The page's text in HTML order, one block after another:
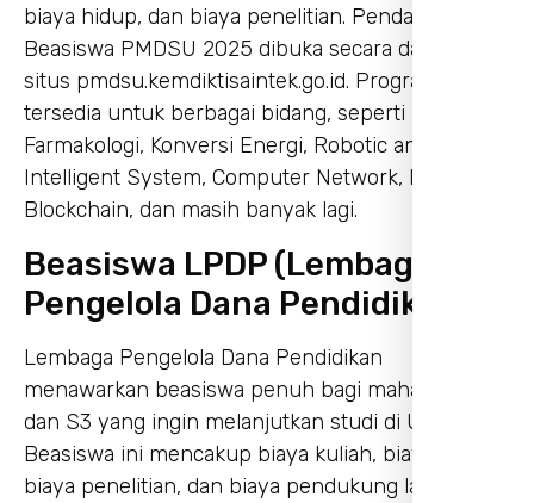
biaya hidup, dan biaya penelitian. Pendaftaran
Beasiswa PMDSU 2025 dibuka secara daring di
situs pmdsu.kemdiktisaintek.go.id. Program ini
tersedia untuk berbagai bidang, seperti
Farmakologi, Konversi Energi, Robotic and
Intelligent System, Computer Network, IoT,
Blockchain, dan masih banyak lagi.
Beasiswa LPDP (Lembaga
Pengelola Dana Pendidikan)
Lembaga Pengelola Dana Pendidikan
menawarkan beasiswa penuh bagi mahasiswa S2
dan S3 yang ingin melanjutkan studi di UI.
Beasiswa ini mencakup biaya kuliah, biaya hidup,
biaya penelitian, dan biaya pendukung lainnya.